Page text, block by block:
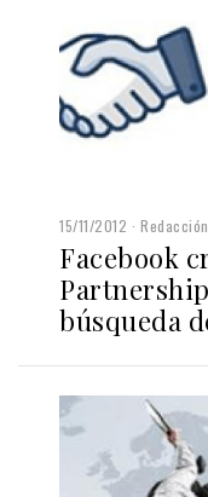
15/11/2012 Redacción
Facebook
búsqueda